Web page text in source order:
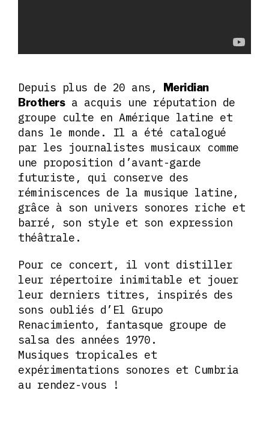
Depuis plus de 20 ans,
Meridian
Brothersa acquis une réputation de
groupe culte en Amérique latine et
dans le monde. Il a été catalogué
par les journalistes musicaux comme
une proposition d’avant-garde
futuriste, qui conserve des
réminiscences de la musique latine,
grâce à son univers sonores riche et
barré, son style et son expression
théâtrale.
Pour ce concert, il vont distiller
leur répertoire inimitable et jouer
leur derniers titres, inspirés des
sons oubliés d’El Grupo
Renacimiento, fantasque groupe de
salsa des années 1970.
Musiques tropicales et
expérimentations sonores et Cumbria
au rendez-vous !